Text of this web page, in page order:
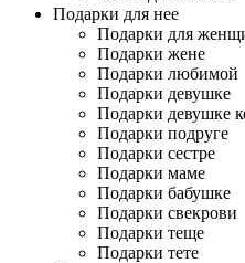
Подарки для нее
Подарки для
Подарки жене
Подарки любимой
Подарки девушке
Подарки девушке
Подарки подруге
Подарки сестре
Подарки маме
Подарки бабушке
Подарки свекрови
Подарки теще
Подарки тете